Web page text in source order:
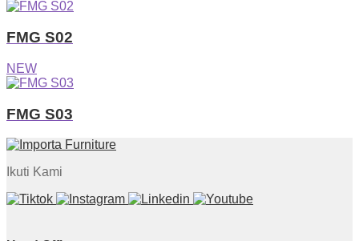
FMG S02
NEW
FMG S03
Ikuti Kami